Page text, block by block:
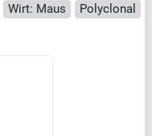
Wirt: Maus
Polyclonal